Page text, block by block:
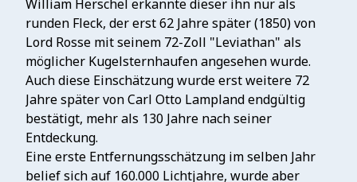
William Herschel erkannte dieser ihn nur als
runden Fleck, der erst 62 Jahre später (1850) von
Lord Rosse mit seinem 72-Zoll "Leviathan" als
möglicher Kugelsternhaufen angesehen wurde.
Auch diese Einschätzung wurde erst weitere 72
Jahre später von Carl Otto Lampland endgültig
bestätigt, mehr als 130 Jahre nach seiner
Entdeckung.
Eine erste Entfernungsschätzung im selben Jahr
belief sich auf 160.000 Lichtjahre, wurde aber